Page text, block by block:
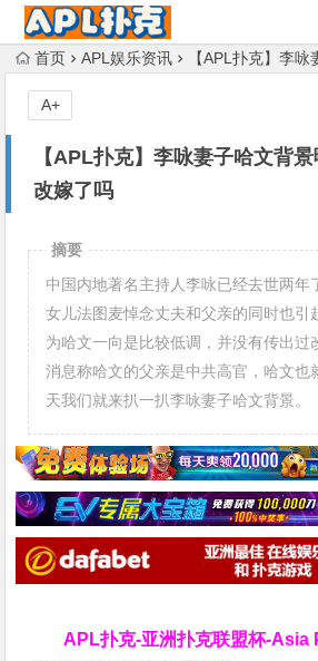
首页 APL娱乐资讯 【APL扑克】李咏妻子
【APL扑克】李咏妻子哈文背
改嫁了吗
A+
摘要
中国内地著名主持人李咏已经去世两年
女儿法图麦悼念丈夫和父亲的同时也引
为哈文一向是比较低调，并没有传出过
消息称哈文的父亲是中共高官，哈文也
天我们就来扒一扒李咏妻子哈文背景。
APL扑克-亚洲扑克联盟杯-Asia